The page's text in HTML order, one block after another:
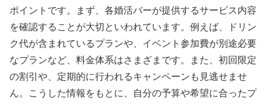
ポイントです。まず、各婚活バーが提供するサービス内容
を確認することが大切といわれています。例えば、ドリン
ク代が含まれているプランや、イベント参加費が別途必要
なプランなど、料金体系はさまざまです。また、初回限定
の割引や、定期的に行われるキャンペーンも見逃せませ
ん。こうした情報をもとに、自分の予算や希望に合ったプ